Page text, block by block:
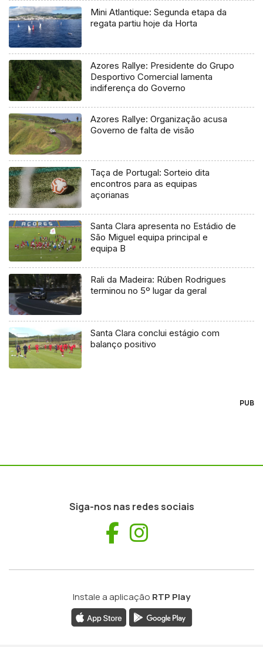
Mini Atlantique: Segunda etapa da
regata partiu hoje da Horta
Azores Rallye: Presidente do Grupo
Desportivo Comercial lamenta
indiferença do Governo
Azores Rallye: Organização acusa
Governo de falta de visão
Taça de Portugal: Sorteio dita
encontros para as equipas
açorianas
Santa Clara apresenta no Estádio de
São Miguel equipa principal e
equipa B
Rali da Madeira: Rúben Rodrigues
terminou no 5º lugar da geral
Santa Clara conclui estágio com
balanço positivo
PUB
Siga-nos nas redes sociais
Facebook
Instale a aplicação RTP Play